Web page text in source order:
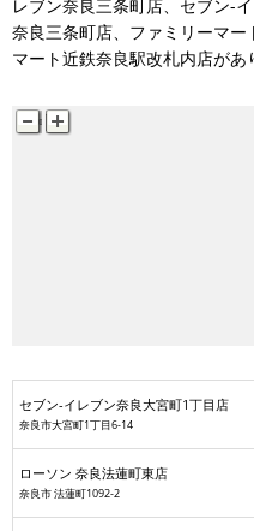
レブン奈良三条町店、セブン-
奈良三条町店、ファミリーマ
マート近鉄奈良駅改札内店があ
店
セブン-イレブン奈良大宮町1丁目店
奈良市大宮町1丁目6-14
ローソン 奈良法蓮町東店
奈良市 法蓮町1092-2